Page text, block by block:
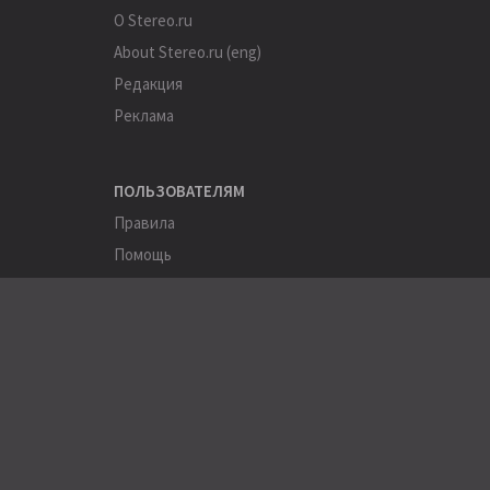
О Stereo.ru
About Stereo.ru (eng)
Редакция
Реклама
ПОЛЬЗОВАТЕЛЯМ
Правила
Помощь